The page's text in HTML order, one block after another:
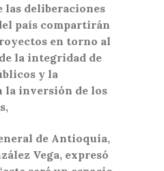
las deliberaciones
país compartirán
en torno al
la integridad de
y la
la inversión de los
de Antioquia,
Vega, expresó